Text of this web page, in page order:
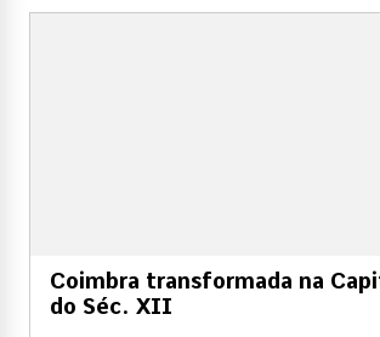
Coimbra transformada na
do Séc. XII